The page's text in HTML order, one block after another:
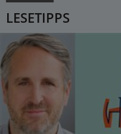
LESETIPPS